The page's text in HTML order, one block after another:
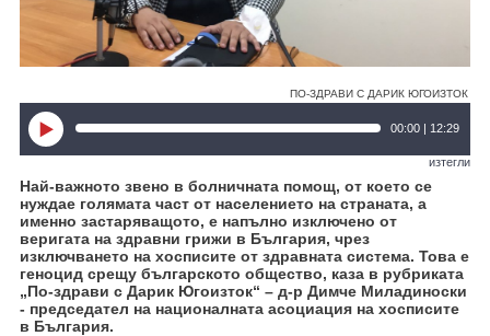
ПО-ЗДРАВИ С ДАРИК ЮГОИЗТОК
00:00 | 12:29
изтегли
Най-важното звено в болничната помощ, от което се
нуждае голямата част от населението на страната, а
именно застаряващото, е напълно изключено от
веригата на здравни грижи в България, чрез
изключването на хосписите от здравната система. Това е
геноцид срещу българското общество, каза в рубриката
„По-здрави с Дарик Югоизток“ – д-р Димче Миладиноски
- председател на националната асоциация на хосписите
в България.